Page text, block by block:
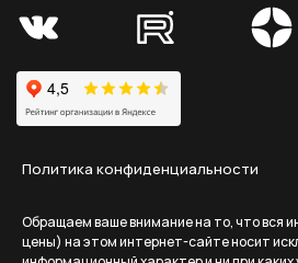
Политика конфиденциальности
Обращаем ваше внимание на то, что вся
цены) на этом интернет-сайте носит